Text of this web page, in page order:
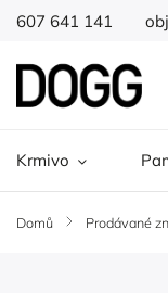
607 641 141
Krmivo
Domů / Prodávané